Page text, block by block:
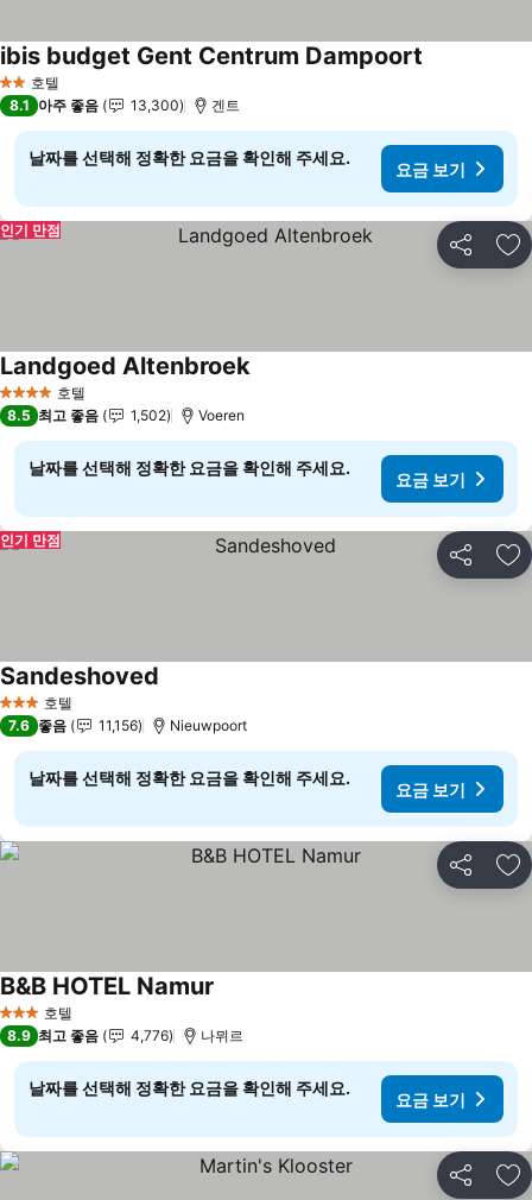
2 성급호텔
ibis budget Gent Centrum Dampoort
8.1 아주 좋음 13,300 겐트
날짜를 선택해 정확한 요금을 확인해 주세요.
요금 보기
공유 즐
인기 만점
4 성급 호텔
Landgoed Altenbroek요금 보기
8.5 최고 좋음 1,502 Voeren
날짜를 선택해 정확한 요금을 확인해 주세요.
요금 보기
공유 즐
인기 만점
3 성급 호텔
Sandeshoved
7.6 좋음 11,156 Nieuwpoort
날짜를 선택해 정확한 요금을 확인해 주세요.
요금 보기
공유 즐
3 성급 호텔
B&B HOTEL Namur
8.9 최고 좋음 4,776 나뮈르
날짜를 선택해 정확한 요금을 확인해 주세요.
요금 보기
공유 즐